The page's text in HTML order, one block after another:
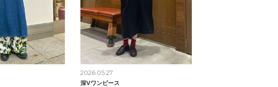
2026.05.27
深Vワンピース